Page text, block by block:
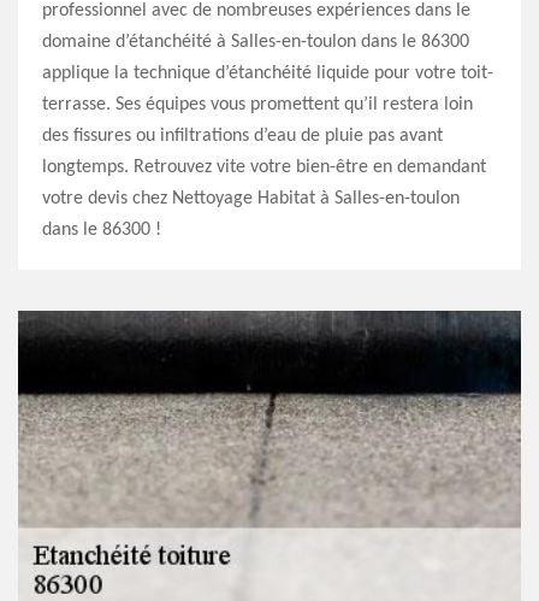
professionnel avec de nombreuses expériences dans le
domaine d’étanchéité à Salles-en-toulon dans le 86300
applique la technique d’étanchéité liquide pour votre toit-
terrasse. Ses équipes vous promettent qu’il restera loin
des fissures ou infiltrations d’eau de pluie pas avant
longtemps. Retrouvez vite votre bien-être en demandant
votre devis chez Nettoyage Habitat à Salles-en-toulon
dans le 86300 !